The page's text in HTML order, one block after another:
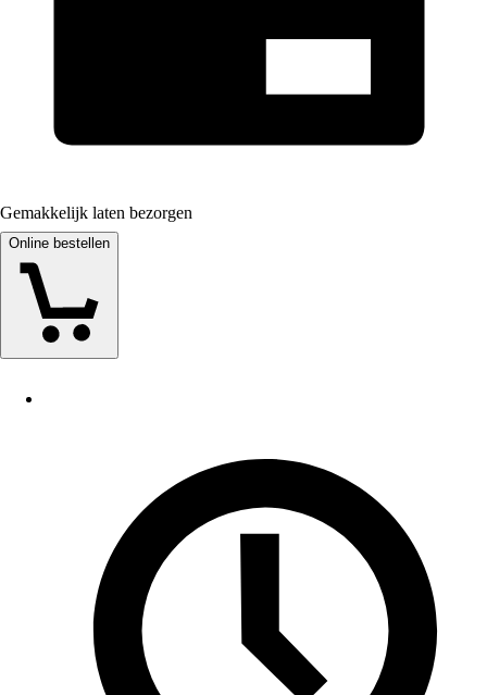
Gemakkelijk laten bezorgen
Online bestellen